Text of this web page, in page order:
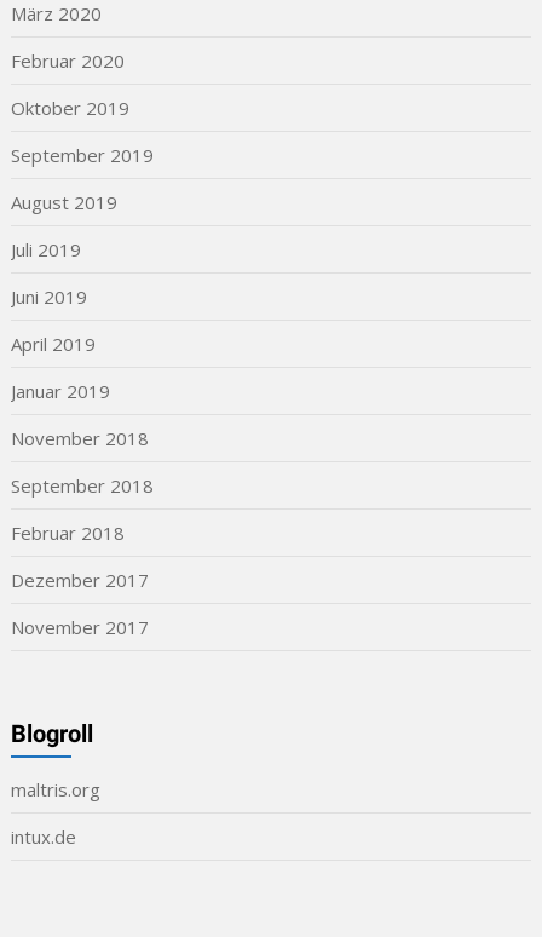
März 2020
Februar 2020
Oktober 2019
September 2019
August 2019
Juli 2019
Juni 2019
April 2019
Januar 2019
November 2018
September 2018
Februar 2018
Dezember 2017
November 2017
Blogroll
maltris.org
intux.de